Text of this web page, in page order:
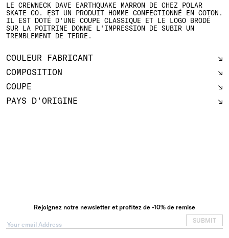
LE CREWNECK DAVE EARTHQUAKE MARRON DE CHEZ POLAR
SKATE CO. EST UN PRODUIT HOMME CONFECTIONNÉ EN COTON.
IL EST DOTÉ D'UNE COUPE CLASSIQUE ET LE LOGO BRODÉ
SUR LA POITRINE DONNE L'IMPRESSION DE SUBIR UN
TREMBLEMENT DE TERRE.
COULEUR FABRICANT
COMPOSITION
COUPE
PAYS D'ORIGINE
Rejoignez notre newsletter et profitez de -10% de remise
SUBMIT